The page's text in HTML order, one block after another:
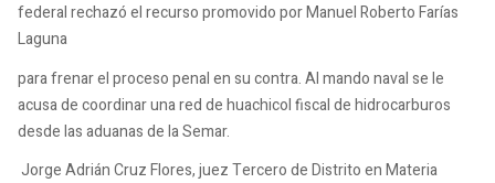
federal rechazó el recurso promovido por Manuel Roberto Farías
Laguna
para frenar el proceso penal en su contra. Al mando naval se le
acusa de coordinar una red de huachicol fiscal de hidrocarburos
desde las aduanas de la Semar.
Jorge Adrián Cruz Flores, juez Tercero de Distrito en Materia